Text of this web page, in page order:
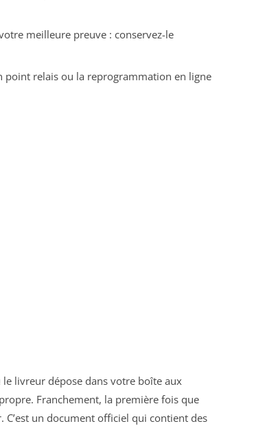
meilleure preuve : conservez-le
point relais ou la reprogrammation en ligne
le livreur dépose dans votre boîte aux
Franchement, la première fois que
C’est un document officiel qui contient des